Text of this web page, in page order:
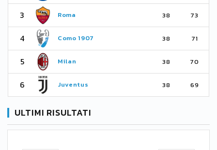
3 Roma 38 73
4 Como 1907 38 71
5 Milan 38 70
6 Juventus 38 69
ULTIMI RISULTATI